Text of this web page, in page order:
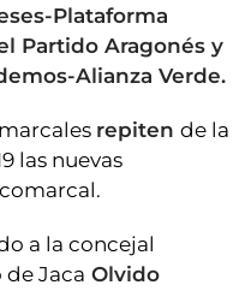
Plataforma
Partido Aragonés y
Alianza Verde.
repiten de la
las nuevas
a la concejal
Jaca Olvido